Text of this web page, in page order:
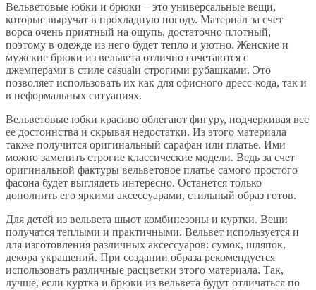
Вельветовые юбки и брюки – это универсальные вещи,
которые выручат в прохладную погоду. Материал за счет
ворса очень приятный на ощупь, достаточно плотный,
поэтому в одежде из него будет тепло и уютно. Женские и
мужские брюки из вельвета отлично сочетаются с
джемперами в стиле casualи строгими рубашками. Это
позволяет использовать их как для офисного дресс-кода, так и
в неформальных ситуациях.
Вельветовые юбки красиво облегают фигуру, подчеркивая все
ее достоинства и скрывая недостатки. Из этого материала
также получится оригинальный сарафан или платье. Ими
можно заменить строгие классические модели. Ведь за счет
оригинальной фактуры вельветовое платье самого простого
фасона будет выглядеть интересно. Останется только
дополнить его яркими аксессуарами, стильный образ готов.
Для детей из вельвета шьют комбинезоны и куртки. Вещи
получатся теплыми и практичными. Вельвет используется и
для изготовления различных аксессуаров: сумок, шляпок,
декора украшений. При создании образа рекомендуется
использовать различные расцветки этого материала. Так,
лучше, если куртка и брюки из вельвета будут отличаться по